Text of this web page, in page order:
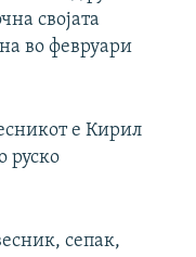
својата
во февруари
е Кирил
руско
сепак,